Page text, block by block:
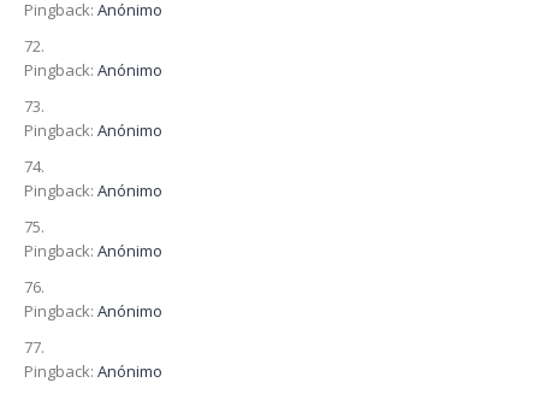
Pingback: Anónimo
Pingback: Anónimo
Pingback: Anónimo
Pingback: Anónimo
Pingback: Anónimo
Pingback: Anónimo
Pingback: Anónimo